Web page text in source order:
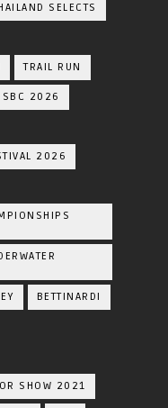
SELECTS
TRAIL RUN
SBC 2026
2026
BETTINARDI
SHOW 2021